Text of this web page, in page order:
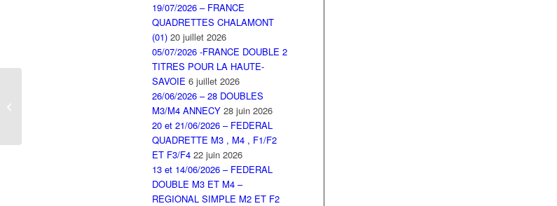
19/07/2026 – FRANCE
QUADRETTES CHALAMONT
(01) 20 juillet 2026
05/07/2026 -FRANCE DOUBLE 2
TITRES POUR LA HAUTE-
SAVOIE 6 juillet 2026
26/06/2026 – 28 DOUBLES
M3/M4 ANNECY 28 juin 2026
20 et 21/06/2026 – FEDERAL
QUADRETTE M3 , M4 , F1/F2
ET F3/F4 22 juin 2026
13 et 14/06/2026 – FEDERAL
DOUBLE M3 ET M4 –
REGIONAL SIMPLE M2 ET F2